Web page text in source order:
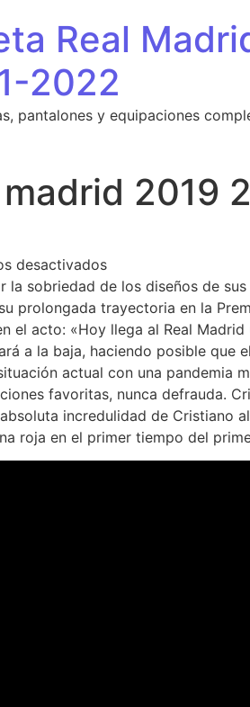
Real
2022
pantalones y equipaciones
2019
desactivadosen equipacion real
la sobriedad de los diseños de
prolongada trayectoria en la
el acto: «Hoy llega al Real
a la baja, haciendo posible que
actual con una pandemia
favoritas, nunca defrauda.
incredulidad de Cristiano
roja en el primer tiempo del